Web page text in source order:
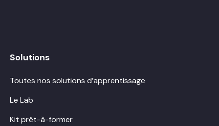
Solutions
Toutes nos solutions d’apprentissage
Le Lab
Kit prêt-à-former